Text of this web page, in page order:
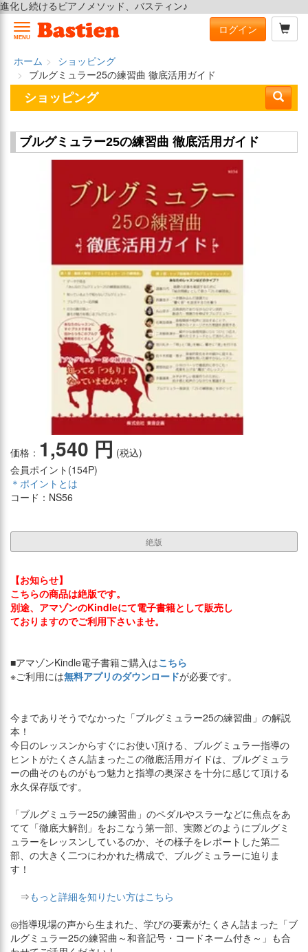
進化し続けるピアノメソッド、バスティン♪
MENU
ログイン
ホーム
ショッピング
ブルグミュラー25の練習曲 徹底活用ガイド
ショッピング
ブルグミュラー25の練習曲 徹底活用ガイド
価格： 1,540 円 (税込)
会員ポイント(154P)
＊ポイントとは
コード：NS56
絶版
【お知らせ】
こちらの商品は絶版です。
別途、アマゾンのKindleにて電子書籍として販売し
ておりますのでご利用下さいませ。
■アマゾンKindle電子書籍ご購入はこちら
※ご利用には無料アプリのダウンロードが必要です。
今までありそうでなかった「ブルグミュラー25の練習曲」の解説
本！
今日のレッスンからすぐにお使い頂ける、ブルグミュラー指導の
ヒントがたくさん詰まったこの徹底活用ガイドは、ブルグミュラ
ーの曲そのものがもつ魅力と指導の奥深さを十分に感じて頂ける
永久保存版です。
「ブルグミュラー25の練習曲」のペダルやスラーなどに焦点をあ
てて「徹底大解剖」をおこなう第一部、実際どのようにブルグミ
ュラーをレッスンしているのか、その様子をレポートした第二
部、の大きく二つにわかれた構成で、ブルグミュラーに迫りま
す！
⇒もっと詳細を知りたい方はこちら
◎指導現場の声から生まれた、学びの要素がたくさん詰まった「ブ
ルグミュラー25の練習曲～和音記号・コードネーム付き～」も合